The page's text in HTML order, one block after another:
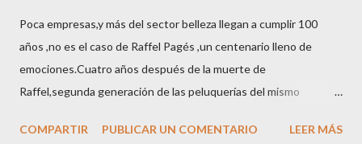
Poca empresas,y más del sector belleza llegan a cumplir 100
años ,no es el caso de Raffel Pagés ,un centenario lleno de
emociones.Cuatro años después de la muerte de
Raffel,segunda generación de las peluquerías del mismo
sector en una cena de reconocimiento.Sus hijas Carolina (CEO
COMPARTIR PUBLICAR UN COMENTARIO LEER MÁS